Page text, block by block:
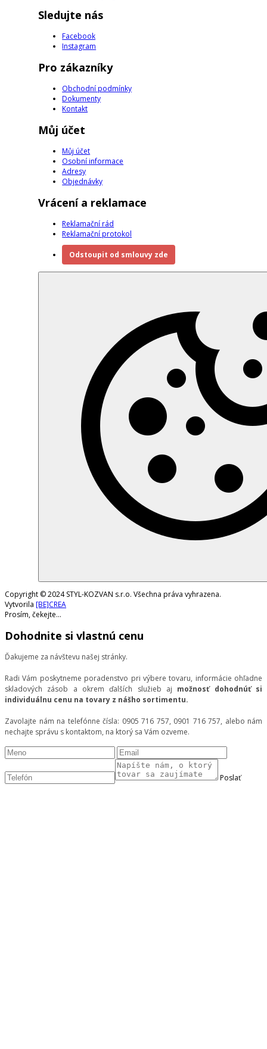
Sledujte nás
Facebook
Instagram
Pro zákazníky
Obchodní podmínky
Dokumenty
Kontakt
Můj účet
Můj účet
Osobní informace
Adresy
Objednávky
Vrácení a reklamace
Reklamační rád
Reklamační protokol
Odstoupit od smlouvy zde
Copyright © 2024 STYL-KOZVAN s.r.o. Všechna práva vyhrazena.
Vytvorila [BE]CREA
Prosím, čekejte...
Dohodnite si vlastnú cenu
Ďakujeme za návštevu našej stránky.
Radi Vám poskytneme poradenstvo pri výbere tovaru, informácie ohľadne
skladových zásob a okrem ďalších služieb aj možnosť dohodnúť si
individuálnu cenu na tovary z nášho sortimentu.
Zavolajte nám na telefónne čísla: 0905 716 757, 0901 716 757, alebo nám
nechajte správu s kontaktom, na ktorý sa Vám ozveme.
Poslať